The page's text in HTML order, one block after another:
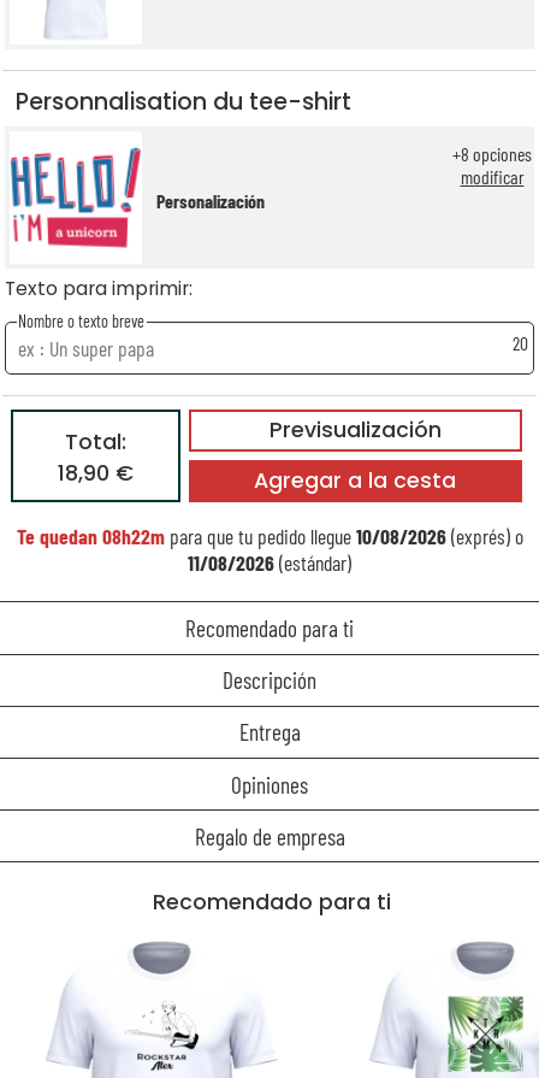
Personnalisation du tee-shirt
Personalización
+8 opciones
modificar
Texto para imprimir:
Nombre o texto breve
20
Previsualización
Total:
18,90 €
Agregar a la cesta
Te quedan08h22mpara que tu pedido llegue10/08/2026(exprés) o
11/08/2026(estándar)
Recomendado para ti
Descripción
Entrega
Opiniones
Regalo de empresa
Recomendado para ti